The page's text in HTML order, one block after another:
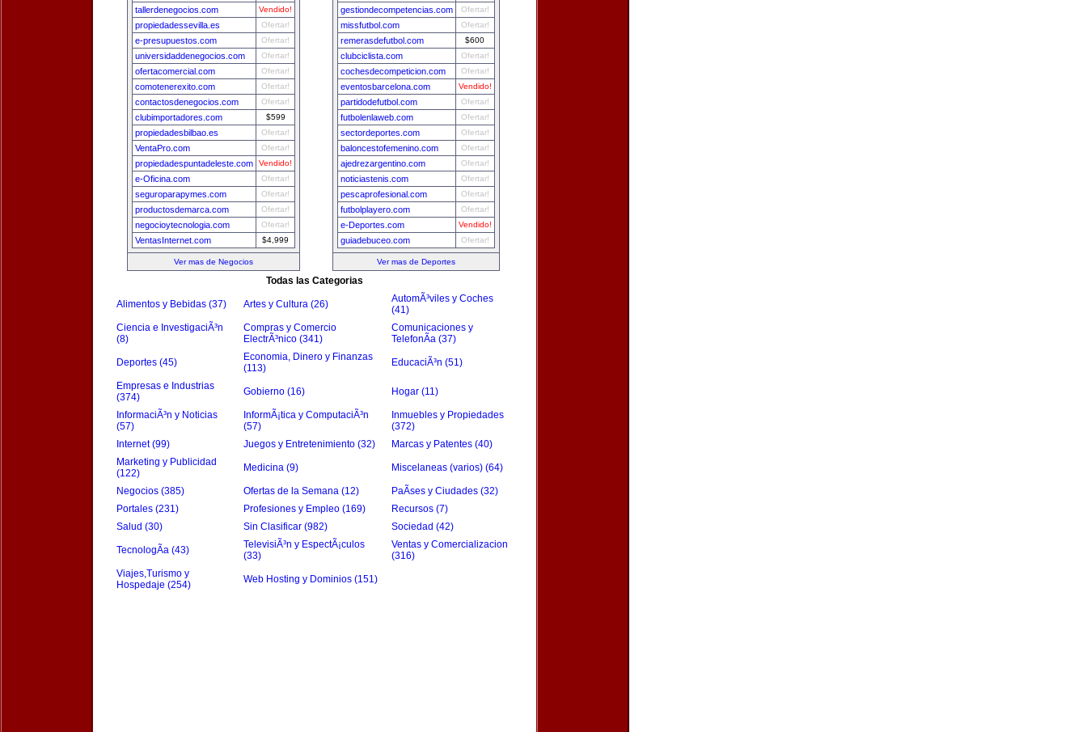
tallerdenegocios.com Vendido!
propiedadessevilla.es Ofertar!
e-presupuestos.com Ofertar!
universidaddenegocios.com Ofertar!
ofertacomercial.com Ofertar!
comotenerexito.com Ofertar!
contactosdenegocios.com Ofertar!
clubimportadores.com $599
propiedadesbilbao.es Ofertar!
VentaPro.com Ofertar!
propiedadespuntadeleste.com Vendido!
e-Oficina.com Ofertar!
seguroparapymes.com Ofertar!
productosdemarca.com Ofertar!
negocioytecnologia.com Ofertar!
VentasInternet.com $4,999
Ver mas de Negocios
gestiondecompetencias.com Ofertar!
missfutbol.com Ofertar!
remerasdefutbol.com $600
clubciclista.com Ofertar!
cochesdecompeticion.com Ofertar!
eventosbarcelona.com Vendido!
partidodefutbol.com Ofertar!
futbolenlaweb.com Ofertar!
sectordeportes.com Ofertar!
baloncestofemenino.com Ofertar!
ajedrezargentino.com Ofertar!
noticiastenis.com Ofertar!
pescaprofesional.com Ofertar!
futbolplayero.com Ofertar!
e-Deportes.com Vendido!
guiadebuceo.com Ofertar!
Ver mas de Deportes
Todas las Categorias
Alimentos y Bebidas (37) Artes y Cultura (26)
AutomÃ³viles y Coches
(41)
Ciencia e InvestigaciÃ³n
(8)
Compras y Comercio
ElectrÃ³nico (341)
Comunicaciones y
TelefonÃ­a (37)
Deportes (45)
Economia, Dinero y Finanzas
(113)
EducaciÃ³n (51)
Empresas e Industrias
(374)
Gobierno (16) Hogar (11)
InformaciÃ³n y Noticias
(57)
InformÃ¡tica y ComputaciÃ³n
(57)
Inmuebles y Propiedades
(372)
Internet (99)
Juegos y Entretenimiento (32)
Marcas y Patentes (40)
Marketing y Publicidad
(122)
Medicina (9) Miscelaneas (varios) (64)
Negocios (385) Ofertas de la Semana (12)
PaÃ­ses y Ciudades (32)
Portales (231)
Profesiones y Empleo (169)
Recursos (7)
Salud (30)
Sin Clasificar (982) Sociedad (42)
TecnologÃ­a (43)
TelevisiÃ³n y EspectÃ¡culos
(33)
Ventas y Comercializacion
(316)
Viajes,Turismo y
Hospedaje (254)
Web Hosting y Dominios (151)